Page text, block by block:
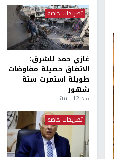
تصريحات خاصة
غازي حمد للشرق:
الاتفاق حصيلة مفاوضات
طويلة استمرت ستة
شهور
منذ 12 ثانية
تصريحات خاصة